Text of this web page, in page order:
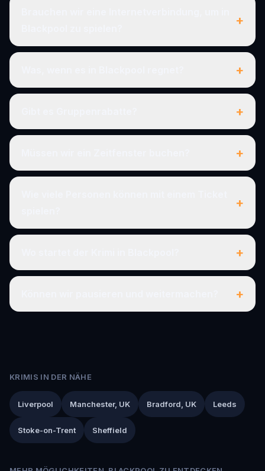
+
+
+
+
+
+
+
KRIMIS IN DER NÄHE
Liverpool Manchester, UK Bradford, UK Leeds
Stoke-on-Trent Sheffield